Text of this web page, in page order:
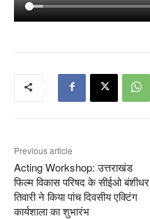
Previous article
Acting Workshop: उत्तराखंड
फिल्म विकास परिषद के सीईओ बंशीधर
तिवारी ने किया पांच दिवसीय एक्टिंग
कार्यशाला का शुभारंभ